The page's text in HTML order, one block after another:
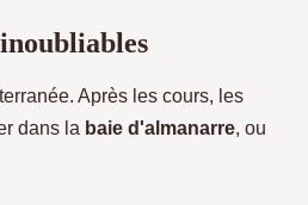
Après les cours, les
dans la baie d'almanarre, ou